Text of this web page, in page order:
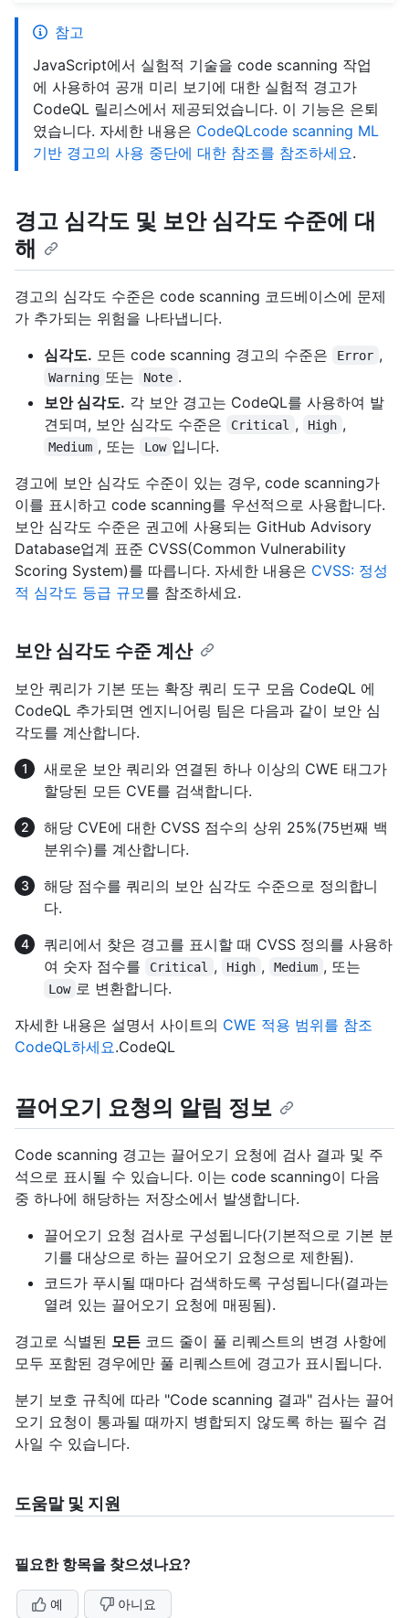
참고
JavaScript에서 실험적 기술을 code scanning 작업
에 사용하여 공개 미리 보기에 대한 실험적 경고가
CodeQL 릴리스에서 제공되었습니다. 이 기능은 은퇴
였습니다. 자세한 내용은 CodeQLcode scanning ML
기반 경고의 사용 중단에 대한 참조를 참조하세요.
경고 심각도 및 보안 심각도 수준에 대
해
경고의 심각도 수준은 code scanning 코드베이스에 문제
가 추가되는 위험을 나타냅니다.
심각도. 모든 code scanning 경고의 수준은 Error ,
Warning 또는 Note .
보안 심각도. 각 보안 경고는 CodeQL를 사용하여 발
견되며, 보안 심각도 수준은
Critical , High ,
Medium , 또는 Low 입니다.
경고에 보안 심각도 수준이 있는 경우, code scanning가
이를 표시하고 code scanning를 우선적으로 사용합니다.
보안 심각도 수준은 권고에 사용되는 GitHub Advisory
Database업계 표준 CVSS(Common Vulnerability
Scoring System)를 따릅니다. 자세한 내용은 CVSS: 정성
적 심각도 등급 규모 를 참조하세요.
보안 심각도 수준 계산
보안 쿼리가 기본 또는 확장 쿼리 도구 모음 CodeQL 에
CodeQL 추가되면 엔지니어링 팀은 다음과 같이 보안 심
각도를 계산합니다.
새로운 보안 쿼리와 연결된 하나 이상의 CWE 태그가
할당된 모든 CVE를 검색합니다.
해당 CVE에 대한 CVSS 점수의 상위 25%(75번째 백
분위수)를 계산합니다.
해당 점수를 쿼리의 보안 심각도 수준으로 정의합니
다.
쿼리에서 찾은 경고를 표시할 때 CVSS 정의를 사용하
여 숫자 점수를
Critical , High , Medium , 또는
Low 로 변환합니다.
자세한 내용은 설명서 사이트의 CWE 적용 범위를 참조
CodeQL하세요.CodeQL
끌어오기 요청의 알림 정보
Code scanning 경고는 끌어오기 요청에 검사 결과 및 주
석으로 표시될 수 있습니다. 이는 code scanning이 다음
중 하나에 해당하는 저장소에서 발생합니다.
끌어오기 요청 검사로 구성됩니다(기본적으로 기본 분
기를 대상으로 하는 끌어오기 요청으로 제한됨).
코드가 푸시될 때마다 검색하도록 구성됩니다(결과는
열려 있는 끌어오기 요청에 매핑됨).
경고로 식별된 모든 코드 줄이 풀 리퀘스트의 변경 사항에
모두 포함된 경우에만 풀 리퀘스트에 경고가 표시됩니다.
분기 보호 규칙에 따라 "Code scanning 결과" 검사는 끌어
오기 요청이 통과될 때까지 병합되지 않도록 하는 필수 검
사일 수 있습니다.
도움말 및 지원
필요한 항목을 찾으셨나요?
예 아니요